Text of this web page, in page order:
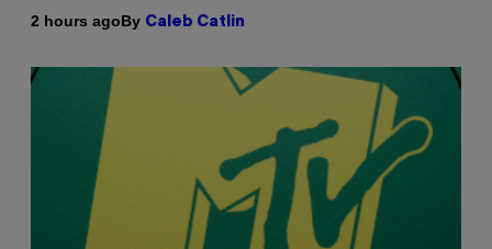
2 hours agoBy Caleb Catlin